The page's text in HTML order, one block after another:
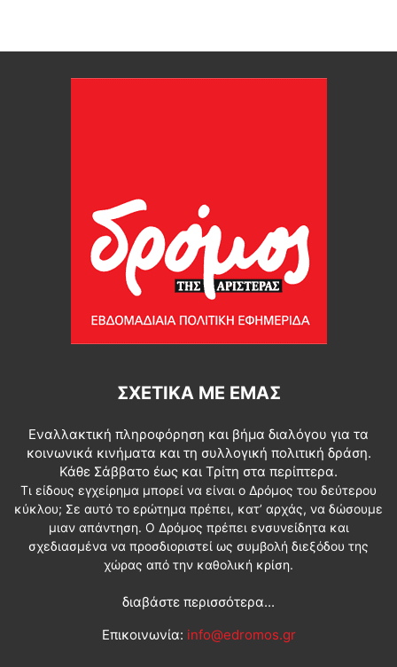
ΣΧΕΤΙΚΆ ΜΕ ΕΜΆΣ
Εναλλακτική πληροφόρηση και βήμα διαλόγου για τα
κοινωνικά κινήματα και τη συλλογική πολιτική δράση.
Κάθε Σάββατο έως και Τρίτη στα περίπτερα.
Τι είδους εγχείρημα μπορεί να είναι ο Δρόμος του δεύτερου
κύκλου; Σε αυτό το ερώτημα πρέπει, κατ’ αρχάς, να δώσουμε
μιαν απάντηση. Ο Δρόμος πρέπει ενσυνείδητα και
σχεδιασμένα να προσδιοριστεί ως συμβολή διεξόδου της
χώρας από την καθολική κρίση.
διαβάστε περισσότερα...
Επικοινωνία: info@edromos.gr